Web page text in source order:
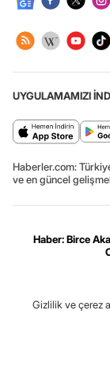
UYGULAMAMIZI
Haberler.com:
ve en güncel
Haber: Birce
Gizlilik ve çerez